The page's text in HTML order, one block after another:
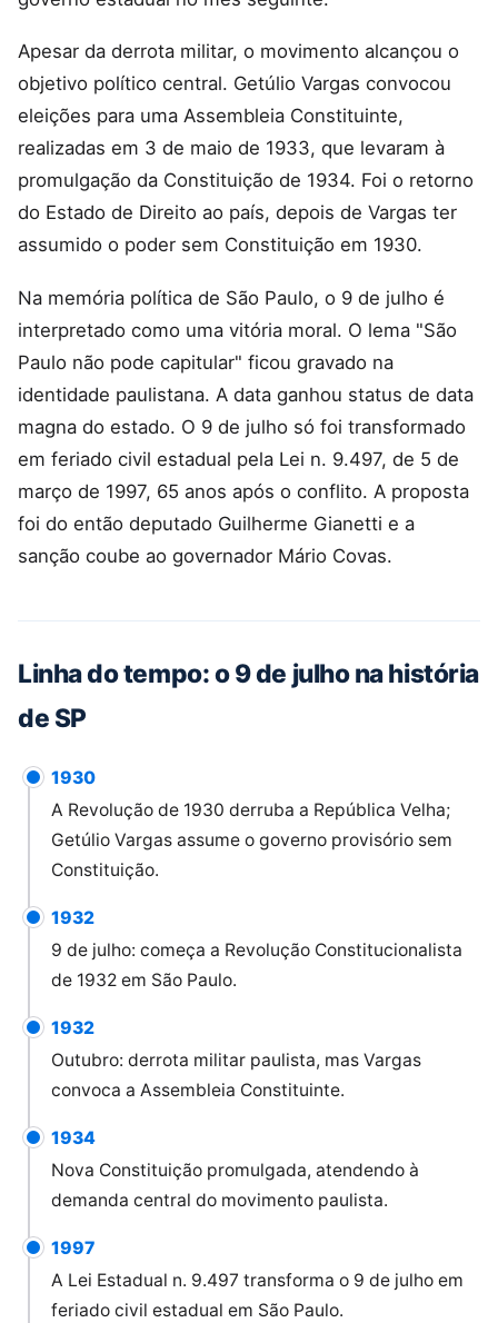
Apesar da derrota militar, o movimento alcançou o
objetivo político central. Getúlio Vargas convocou
eleições para uma Assembleia Constituinte,
realizadas em 3 de maio de 1933, que levaram à
promulgação da Constituição de 1934. Foi o retorno
do Estado de Direito ao país, depois de Vargas ter
assumido o poder sem Constituição em 1930.
Na memória política de São Paulo, o 9 de julho é
interpretado como uma vitória moral. O lema "São
Paulo não pode capitular" ficou gravado na
identidade paulistana. A data ganhou status de data
magna do estado. O 9 de julho só foi transformado
em feriado civil estadual pela Lei n. 9.497, de 5 de
março de 1997, 65 anos após o conflito. A proposta
foi do então deputado Guilherme Gianetti e a
sanção coube ao governador Mário Covas.
Linha do tempo: o 9 de julho na história
de SP
1930
A Revolução de 1930 derruba a República Velha;
Getúlio Vargas assume o governo provisório sem
Constituição.
1932
9 de julho: começa a Revolução Constitucionalista
de 1932 em São Paulo.
1932
Outubro: derrota militar paulista, mas Vargas
convoca a Assembleia Constituinte.
1934
Nova Constituição promulgada, atendendo à
demanda central do movimento paulista.
1997
A Lei Estadual n. 9.497 transforma o 9 de julho em
feriado civil estadual em São Paulo.